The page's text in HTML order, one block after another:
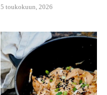
5 toukokuun, 2026